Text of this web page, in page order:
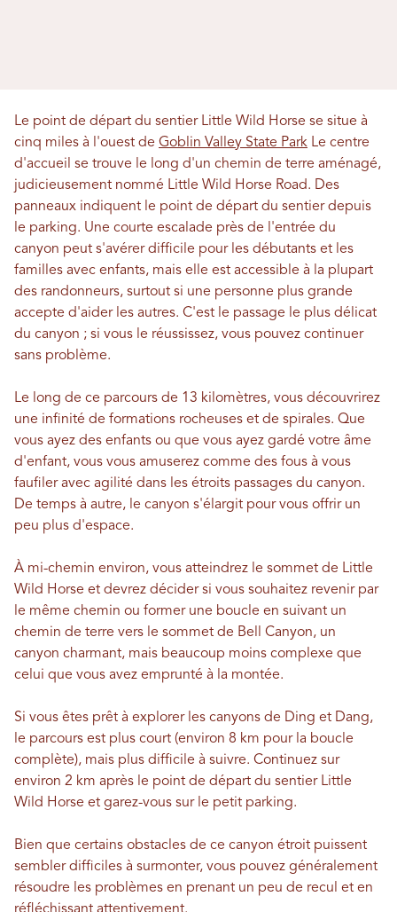
Le point de départ du sentier Little Wild Horse se situe à
cinq miles à l'ouest de Goblin Valley State Park Le centre
d'accueil se trouve le long d'un chemin de terre aménagé,
judicieusement nommé Little Wild Horse Road. Des
panneaux indiquent le point de départ du sentier depuis
le parking. Une courte escalade près de l'entrée du
canyon peut s'avérer difficile pour les débutants et les
familles avec enfants, mais elle est accessible à la plupart
des randonneurs, surtout si une personne plus grande
accepte d'aider les autres. C'est le passage le plus délicat
du canyon ; si vous le réussissez, vous pouvez continuer
sans problème.
Le long de ce parcours de 13 kilomètres, vous découvrirez
une infinité de formations rocheuses et de spirales. Que
vous ayez des enfants ou que vous ayez gardé votre âme
d'enfant, vous vous amuserez comme des fous à vous
faufiler avec agilité dans les étroits passages du canyon.
De temps à autre, le canyon s'élargit pour vous offrir un
peu plus d'espace.
À mi-chemin environ, vous atteindrez le sommet de Little
Wild Horse et devrez décider si vous souhaitez revenir par
le même chemin ou former une boucle en suivant un
chemin de terre vers le sommet de Bell Canyon, un
canyon charmant, mais beaucoup moins complexe que
celui que vous avez emprunté à la montée.
Si vous êtes prêt à explorer les canyons de Ding et Dang,
le parcours est plus court (environ 8 km pour la boucle
complète), mais plus difficile à suivre. Continuez sur
environ 2 km après le point de départ du sentier Little
Wild Horse et garez-vous sur le petit parking.
Bien que certains obstacles de ce canyon étroit puissent
sembler difficiles à surmonter, vous pouvez généralement
résoudre les problèmes en prenant un peu de recul et en